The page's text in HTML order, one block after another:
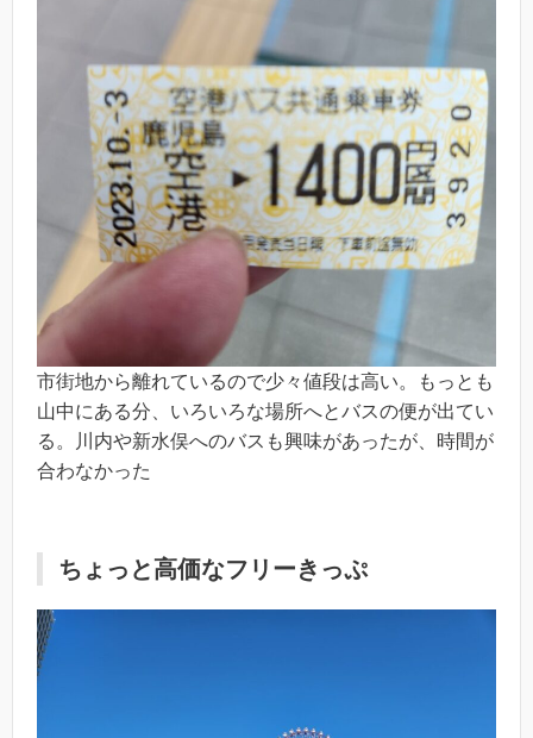
市街地から離れているので少々値段は高い。もっとも
山中にある分、いろいろな場所へとバスの便が出てい
る。川内や新水俣へのバスも興味があったが、時間が
合わなかった
ちょっと高価なフリーきっぷ